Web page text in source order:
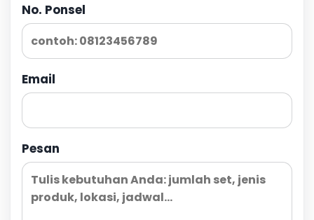
No. Ponsel
Email
Pesan